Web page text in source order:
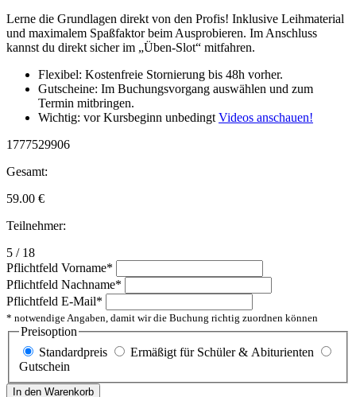
Lerne die Grundlagen direkt von den Profis! Inklusive Leihmaterial
und maximalem Spaßfaktor beim Ausprobieren. Im Anschluss
kannst du direkt sicher im „Üben-Slot“ mitfahren.
Flexibel: Kostenfreie Stornierung bis 48h vorher.
Gutscheine: Im Buchungsvorgang auswählen und zum
Termin mitbringen.
Wichtig: vor Kursbeginn unbedingt Videos anschauen!
1777529906
Gesamt:
59.00 €
Teilnehmer:
5 / 18
Pflichtfeld Vorname*
Pflichtfeld Nachname*
Pflichtfeld E-Mail*
* notwendige Angaben, damit wir die Buchung richtig zuordnen können
Preisoption
Standardpreis
Ermäßigt für Schüler & Abiturienten
Gutschein